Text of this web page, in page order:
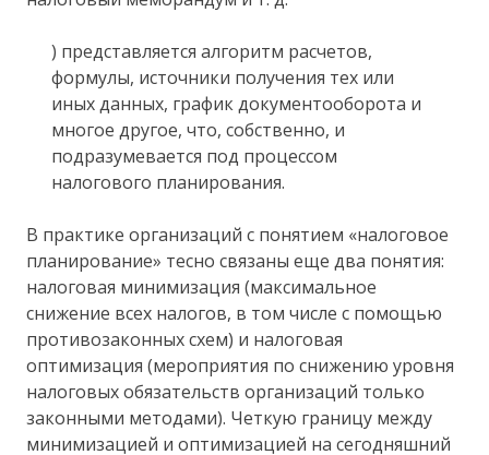
) представляется алгоритм расчетов,
формулы, источники получения тех или
иных данных, график документооборота и
многое другое, что, собственно, и
подразумевается под процессом
налогового планирования.
В практике организаций с понятием «налоговое
планирование» тесно связаны еще два понятия:
налоговая минимизация (максимальное
снижение всех налогов, в том числе с помощью
противозаконных схем) и налоговая
оптимизация (мероприятия по снижению уровня
налоговых обязательств организаций только
законными методами). Четкую границу между
минимизацией и оптимизацией на сегодняшний